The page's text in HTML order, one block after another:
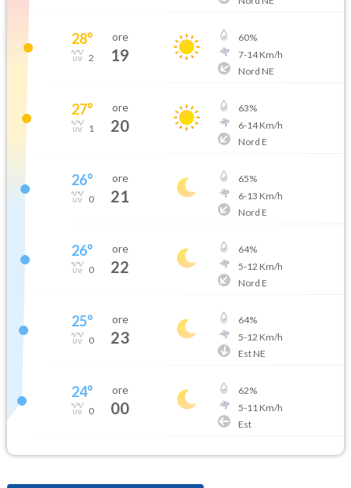
28°
2
ore
19
60%
7-14Km/h
Nord NE
27°
1
ore
20
63%
6-14Km/h
Nord E
26°
0
ore
21
65%
6-13 Km/h
Nord E
26°
0
ore
22
64%
5-12 Km/h
Nord E
25°
0
ore
23
64%
5-12 Km/h
Est NE
24°
0
ore
00
62%
5-11 Km/h
Est